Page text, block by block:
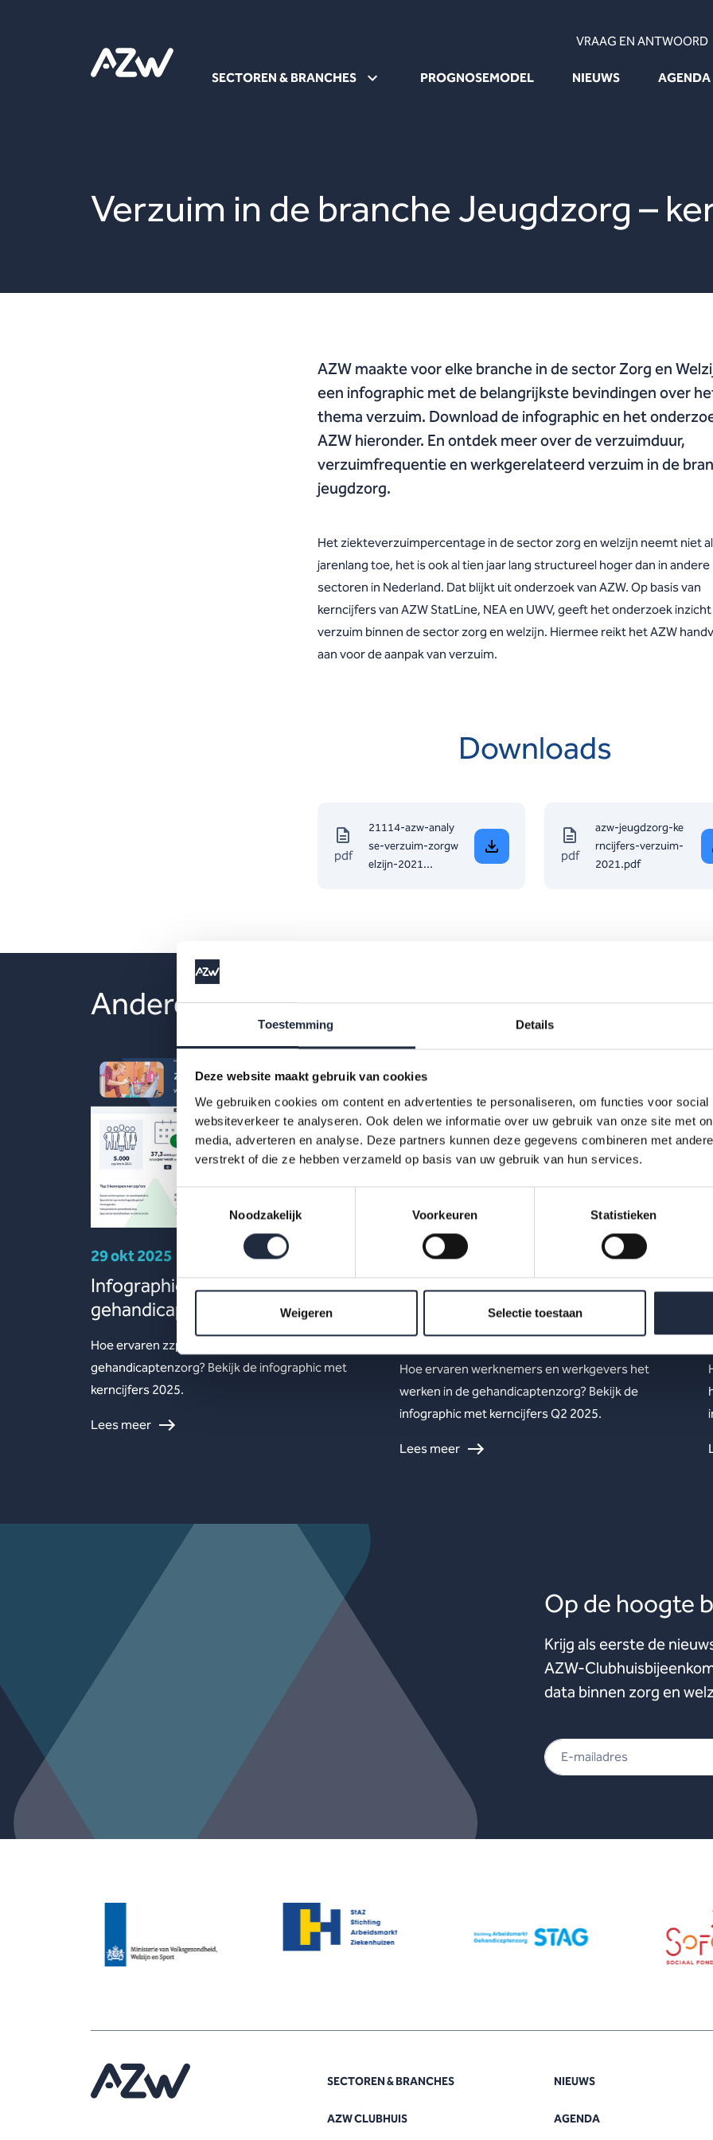
Toestemming Details
Deze website maakt gebruik van cookies
We gebruiken cookies om content en advertenties te personaliseren, om functies voor
websiteverkeer te analyseren. Ook delen we informatie over uw gebruik van onze site met
media, adverteren en analyse. Deze partners kunnen deze gegevens combineren met
verstrekt of die ze hebben verzameld op basis van uw gebruik van hun services.
Toestemmingsselectie
Noodzakelijk
Voorkeuren Statistieken
Weigeren Selectie toestaan
SECTOREN & BRANCHES PROGNOSEMODEL NIEUWS AGENDA
VRAAG EN ANTWOORD
Verzuim in de branche Jeugdzorg –
AZW maakte voor elke branche in de sector Zorg en
een infographic met de belangrijkste bevindingen over
thema verzuim. Download de infographic en het
AZW hieronder. En ontdek meer over de verzuimduur,
verzuimfrequentie en werkgerelateerd verzuim in de
jeugdzorg.
Het ziekteverzuimpercentage in de sector zorg en welzijn neemt niet
jarenlang toe, het is ook al tien jaar lang structureel hoger dan in andere
sectoren in Nederland. Dat blijkt uit onderzoek van AZW. Op basis van
kerncijfers van AZW StatLine, NEA en UWV, geeft het onderzoek inzicht
verzuim binnen de sector zorg en welzijn. Hiermee reikt het AZW
aan voor de aanpak van verzuim.
Downloads
pdf
21114-azw-analy
se-verzuim-zorgw
elzijn-2021...
pdf
azw-jeugdzorg-ke
rncijfers-verzuim-
2021.pdf
Andere publicaties
29 okt 2025
Infographic: zzp’ers in de
gehandicaptenzorg
Hoe ervaren zzp’ers het werken in de
gehandicaptenzorg? Bekijk de infographic met
kerncijfers 2025.
Lees meer
29 okt 2025
Werknemers- en
werkgeversenquête 2e kwartaal
2025 – Gehandicaptenzorg
Hoe ervaren werknemers en werkgevers het
werken in de gehandicaptenzorg? Bekijk de
infographic met kerncijfers Q2 2025.
Lees meer
Op de hoogte
Krijg als eerste de
AZW-
data binnen zorg en
SECTOREN & BRANCHES
AZW CLUBHUIS
NIEUWS
AGENDA